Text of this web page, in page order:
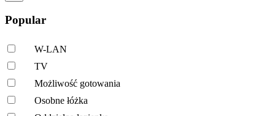
Popular
W-LAN
TV
Możliwość gotowania
Osobne łóżka